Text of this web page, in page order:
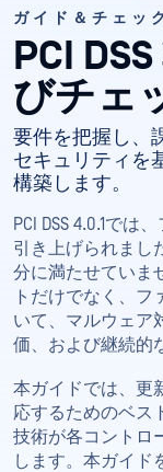
ガイド＆チェッ
PCI
びチェ
要件を把握し、
セキュリティを
構築します。
PCI DSS 4.0.1で
引き上げられまし
分に満たせていま
トだけでなく、
いて、マルウェア
価、および継続的
本ガイドでは、更
応するためのベス
技術が各コントロ
します。本ガイド